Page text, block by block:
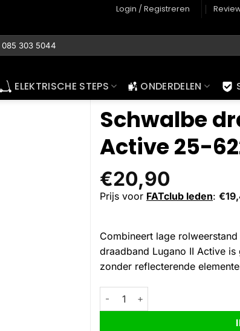
Login / Registreren
ELEKTRISCHE STEPS ONDERDELEN
Schwalbe
Active 25-
€20,90
Prijs voor FATclub leden: €
Combineert lage
draadband Lugano II Active
zonder reflecterende
Schwalbe draadband Lugano II
Alternative: